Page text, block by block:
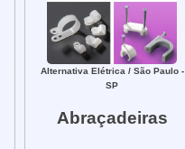
Alternativa Elétrica / São Paulo -
SP
Abraçadeiras